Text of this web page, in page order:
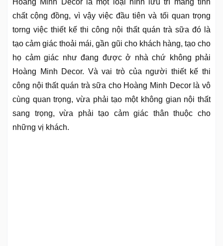
Hoàng Minh Decor là một loại hình lưu trí mang tính
chất cộng đồng, vì vậy việc đầu tiên và tối quan trọng
torng việc thiết kế thi công nội thất quán trà sữa đó là
tạo cảm giác thoải mái, gần gũi cho khách hàng, tạo cho
họ cảm giác như đang được ở nhà chứ không phải
Hoàng Minh Decor. Và vai trò của người thiết kế thi
công nội thất quán trà sữa cho Hoàng Minh Decor là vô
cùng quan trọng, vừa phải tạo một không gian nội thất
sang trọng, vừa phải tạo cảm giác thân thuộc cho
những vị khách.